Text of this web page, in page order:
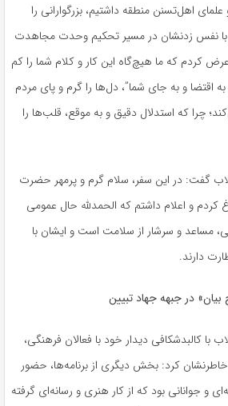
اهل‌تسنن منطقه داشتیم، بزرگوارانی را
با نفس زدنشان در مسیر تحکیم وحدت مجاهدت
کردم که ما هیچ‌گاه این کار و کلام شما را کم
اقتضا و به جای شما”، دل‌ها را گرم و پای مردم
چرا که استدلال دقیق و به موقع، قلب‌ها را
گفت: در این سفر، سلام گرم و پرمهر حضرت
کردم و اعلام داشتم که الحمدلله حال عمومی
مساعد و سرشار از سلامت است و ایشان با
دارند.
در جبهه جهاد تبیین
با کالبدشکافی دیدار خود با فعالان فرهنگی،
خاطرنشان کرد: بخش دیگری از برنامه‌ها، حضور
و جوانانی بود که از کار هنری و رسانه‌ای گرفته